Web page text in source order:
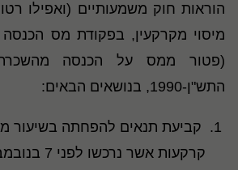
הוראות חוק משמעותיים (ואפילו
מיסוי מקרקעין, בפקודת מס
(פטור ממס על הכנסה מהשכרת
התש"ן-1990, בנושאים הבאים:
קביעת תנאים להפחתה בשיעור